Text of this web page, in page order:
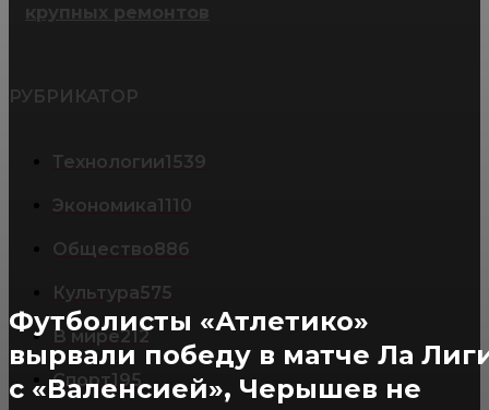
Футболисты «Атлетико»
вырвали победу в матче Ла
с «Валенсией», Черышев не
крупных ремонтов
РУБРИКАТОР
Технологии1539
Экономика1110
Общество886
Культура575
В мире212
Спорт195